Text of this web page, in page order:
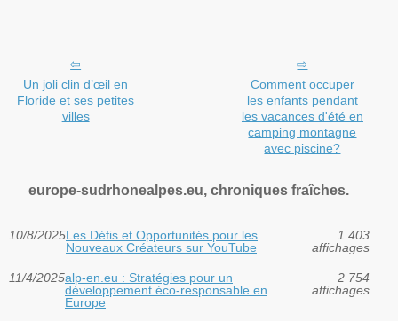
Un joli clin d’œil en
Floride et ses petites
villes
Comment occuper
les enfants pendant
les vacances d'été en
camping montagne
avec piscine?
europe-sudrhonealpes.eu, chroniques fraîches.
10/8/2025Les Défis et Opportunités pour les
Nouveaux Créateurs sur YouTube
1 403
affichages
11/4/2025alp-en.eu : Stratégies pour un
développement éco-responsable en
Europe
2 754
affichages